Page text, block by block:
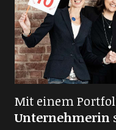
Mit einem
Unternehmerin